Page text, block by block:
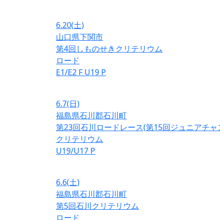
6.20(土)
山口県下関市
第4回しものせきクリテリウム
ロード
E1/E2 F U19 P
6.7(日)
福島県石川郡石川町
第23回石川ロードレース(第15回ジュニアチャ
クリテリウム
U19/U17 P
6.6(土)
福島県石川郡石川町
第5回石川クリテリウム
ロード